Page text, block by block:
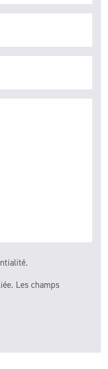
Les champs